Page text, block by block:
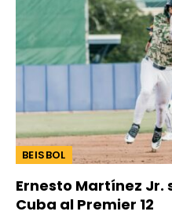
BEISBOL
Ernesto Martínez Jr.
Cuba al Premier 12